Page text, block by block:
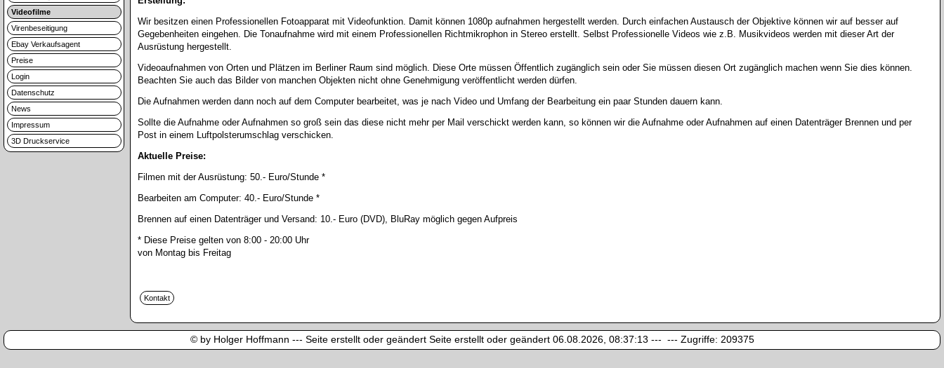
Videofilme
Virenbeseitigung
Ebay Verkaufsagent
Preise
Login
Datenschutz
News
Impressum
3D Druckservice
Wir besitzen einen Professionellen Fotoapparat mit Videofunktion. Damit können 1080p aufnahmen hergestellt werden. Durch einfachen Austausch der Objektive können wir auf besser auf
Gegebenheiten eingehen. Die Tonaufnahme wird mit einem Professionellen Richtmikrophon in Stereo erstellt. Selbst Professionelle Videos wie z.B. Musikvideos werden mit dieser Art der
Ausrüstung hergestellt.
Videoaufnahmen von Orten und Plätzen im Berliner Raum sind möglich. Diese Orte müssen Öffentlich zugänglich sein oder Sie müssen diesen Ort zugänglich machen wenn Sie dies können.
Beachten Sie auch das Bilder von manchen Objekten nicht ohne Genehmigung veröffentlicht werden dürfen.
Die Aufnahmen werden dann noch auf dem Computer bearbeitet, was je nach Video und Umfang der Bearbeitung ein paar Stunden dauern kann.
Sollte die Aufnahme oder Aufnahmen so groß sein das diese nicht mehr per Mail verschickt werden kann, so können wir die Aufnahme oder Aufnahmen auf einen Datenträger Brennen und per
Post in einem Luftpolsterumschlag verschicken.
Aktuelle Preise:
Filmen mit der Ausrüstung: 50.- Euro/Stunde *
Bearbeiten am Computer: 40.- Euro/Stunde *
Brennen auf einen Datenträger und Versand: 10.- Euro (DVD), BluRay möglich gegen Aufpreis
* Diese Preise gelten von 8:00 - 20:00 Uhr
von Montag bis Freitag
© by Holger Hoffmann --- Seite erstellt oder geändert Seite erstellt oder geändert 06.08.2026, 08:37:13 --- --- Zugriffe: 209375